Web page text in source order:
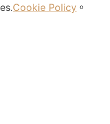
Cookie Policy 。